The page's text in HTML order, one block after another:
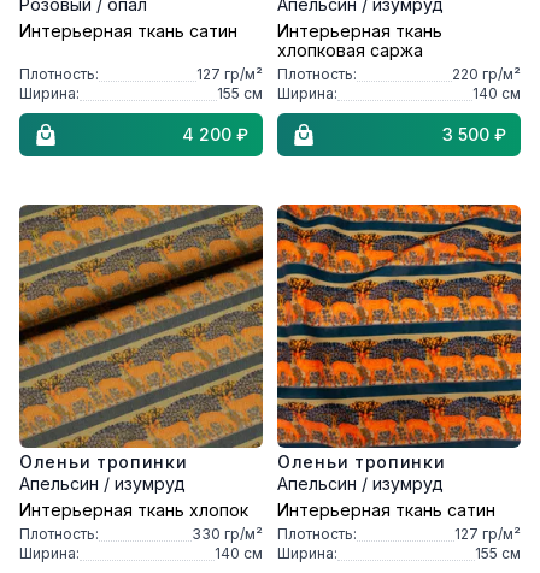
Розовый / опал
Интерьерная ткань сатин
Плотность: 127 гр/м²
Ширина:
155 см
4 200 ₽
Апельсин / изумруд
Интерьерная ткань
хлопковая саржа
Плотность: 220 гр/м²
Ширина:
140 см
3 500 ₽
Оленьи тропинки
Апельсин / изумруд
Интерьерная ткань хлопок
Плотность: 330 гр/м²
Ширина:
140 см
Оленьи тропинки
Апельсин / изумруд
Интерьерная ткань сатин
Плотность: 127 гр/м²
Ширина:
155 см